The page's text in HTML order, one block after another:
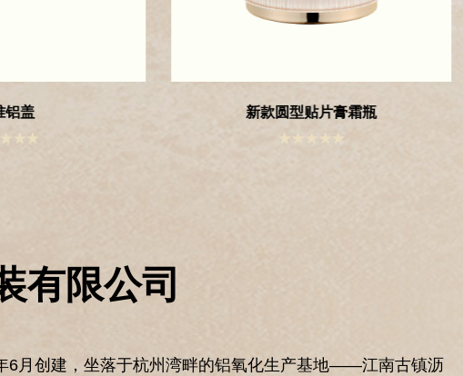
贴片膏霜瓶 直圆菱形贴片瓶
6月创建，坐落于杭州湾畔的铝氧化生产基地——江南古镇沥